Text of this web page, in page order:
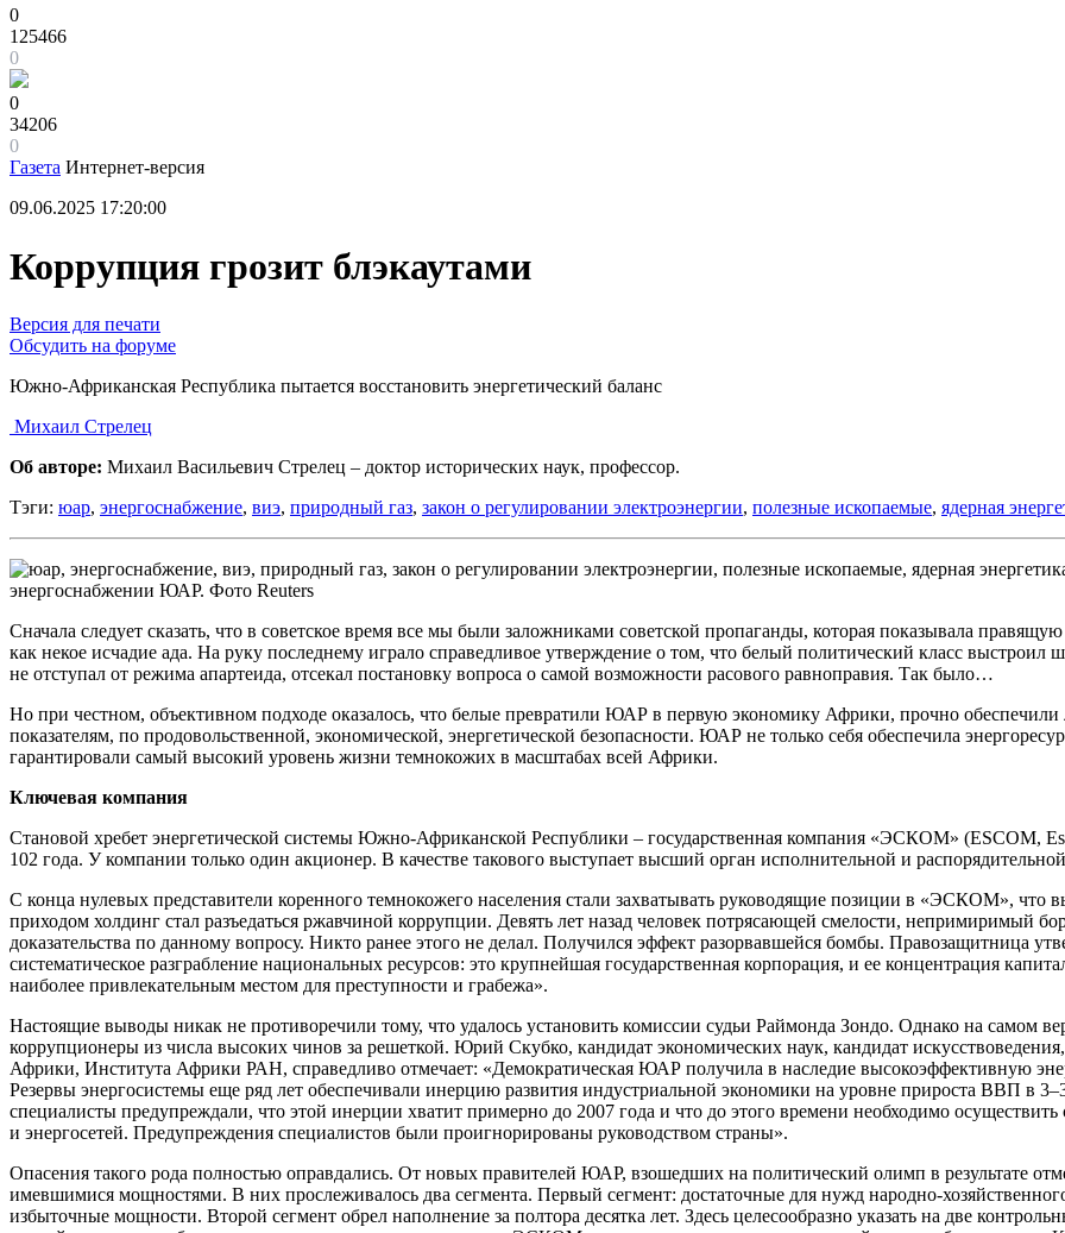
0
125466
0
0
34206
0
Газета Интернет-версия
09.06.2025 17:20:00
Коррупция грозит блэкаутами
Версия для печати
Обсудить на форуме
Южно-Африканская Республика пытается восстановить энергетический баланс
Михаил Стрелец
Об авторе: Михаил Васильевич Стрелец – доктор исторических наук, профессор.
Тэги: юар, энергоснабжение, виэ, природный газ, закон о регулировании электроэнергии, полезные ископаемые, ядерная
энергоснабжении ЮАР. Фото Reuters
Сначала следует сказать, что в советское время все мы были заложниками советской пропаганды, которая показывала
как некое исчадие ада. На руку последнему играло справедливое утверждение о том, что белый политический класс
не отступал от режима апартеида, отсекал постановку вопроса о самой возможности расового равноправия. Так было…
Но при честном, объективном подходе оказалось, что белые превратили ЮАР в первую экономику Африки, прочно
показателям, по продовольственной, экономической, энергетической безопасности. ЮАР не только себя обеспечила
гарантировали самый высокий уровень жизни темнокожих в масштабах всей Африки.
Ключевая компания
Становой хребет энергетической системы Южно-Африканской Республики – государственная компания «ЭСКОМ» (ESCOM,
102 года. У компании только один акционер. В качестве такового выступает высший орган исполнительной и
С конца нулевых представители коренного темнокожего населения стали захватывать руководящие позиции в «ЭСКОМ», что
приходом холдинг стал разъедаться ржавчиной коррупции. Девять лет назад человек потрясающей смелости, непримиримый
доказательства по данному вопросу. Никто ранее этого не делал. Получился эффект разорвавшейся бомбы. Правозащитница
систематическое разграбление национальных ресурсов: это крупнейшая государственная корпорация, и ее концентрация
наиболее привлекательным местом для преступности и грабежа».
Настоящие выводы никак не противоречили тому, что удалось установить комиссии судьи Раймонда Зондо. Однако на самом
коррупционеры из числа высоких чинов за решеткой. Юрий Скубко, кандидат экономических наук, кандидат
Африки, Института Африки РАН, справедливо отмечает: «Демократическая ЮАР получила в наследие высокоэффективную
Резервы энергосистемы еще ряд лет обеспечивали инерцию развития индустриальной экономики на уровне прироста ВВП в
специалисты предупреждали, что этой инерции хватит примерно до 2007 года и что до этого времени необходимо
и энергосетей. Предупреждения специалистов были проигнорированы руководством страны».
Опасения такого рода полностью оправдались. От новых правителей ЮАР, взошедших на политический олимп в результате
имевшимися мощностями. В них прослеживалось два сегмента. Первый сегмент: достаточные для нужд народно-
избыточные мощности. Второй сегмент обрел наполнение за полтора десятка лет. Здесь целесообразно указать на две